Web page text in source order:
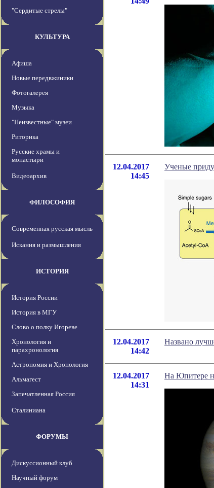
"Сердитые стрелы"
КУЛЬТУРА
Афиша
Новые передвжиники
Фотогалерея
Музыка
"Неизвестные" музеи
Риторика
Русские храмы и
монастыри
Видеоархив
ФИЛОСОФИЯ
Современная русская мысль
Искания и размышления
ИСТОРИЯ
История России
История в МГУ
Слово о полку Игореве
Хронология и
парахронология
Астрономия и Хронология
Альмагест
Запечатленная Россия
Сталиниана
ФОРУМЫ
Дискуссионный клуб
Научный форум
12.04.2017
14:45
Ученые
12.04.2017
14:42
Названо
12.04.2017
14:31
На Юпитере